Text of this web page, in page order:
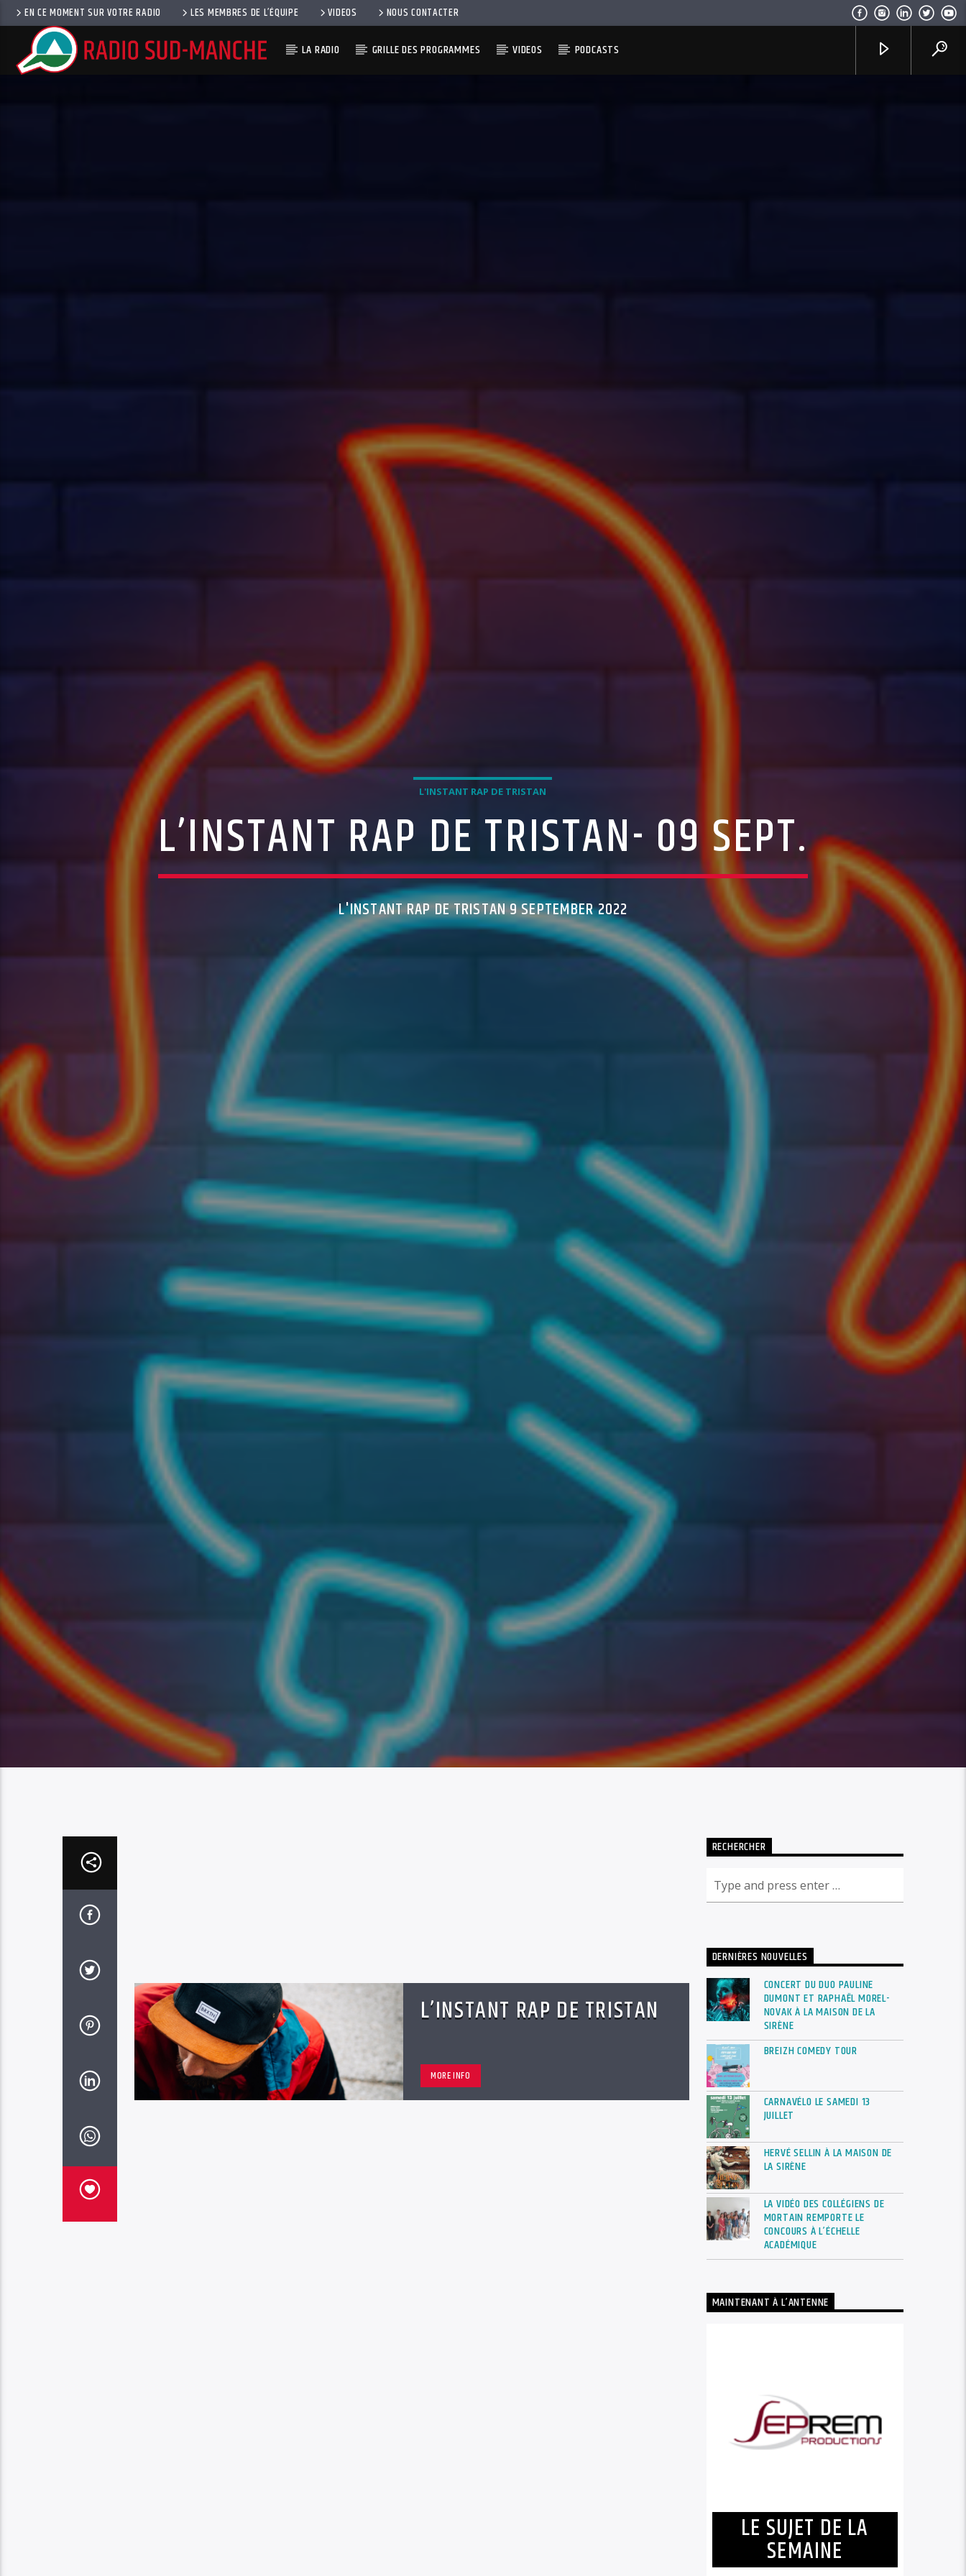
EN CE MOMENT SUR VOTRE RADIO LES MEMBRES DE L’ÉQUIPE VIDEOS NOUS CONTACTER
LA RADIO GRILLE DES PROGRAMMES VIDEOS PODCASTS
L'INSTANT RAP DE TRISTAN
L’INSTANT RAP DE TRISTAN- 09 SEPT.
L'INSTANT RAP DE TRISTAN 9 SEPTEMBER 2022
L’INSTANT RAP DE TRISTAN
MORE INFO
RECHERCHER
DERNIÈRES NOUVELLES
CONCERT DU DUO PAULINE
DUMONT ET RAPHAËL MOREL-
NOVAK À LA MAISON DE LA
SIRÈNE
BREIZH COMEDY TOUR
CARNAVÉLO LE SAMEDI 13
JUILLET
HERVÉ SELLIN À LA MAISON DE
LA SIRÈNE
LA VIDÉO DES COLLÉGIENS DE
MORTAIN REMPORTE LE
CONCOURS À L’ÉCHELLE
ACADÉMIQUE
MAINTENANT À L’ANTENNE
LE SUJET DE LA
SEMAINE